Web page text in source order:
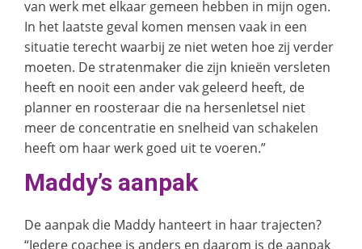
van werk met elkaar gemeen hebben in mijn ogen.
In het laatste geval komen mensen vaak in een
situatie terecht waarbij ze niet weten hoe zij verder
moeten. De stratenmaker die zijn knieën versleten
heeft en nooit een ander vak geleerd heeft, de
planner en roosteraar die na hersenletsel niet
meer de concentratie en snelheid van schakelen
heeft om haar werk goed uit te voeren.”
Maddy’s aanpak
De aanpak die Maddy hanteert in haar trajecten?
“Iedere coachee is anders en daarom is de aanpak